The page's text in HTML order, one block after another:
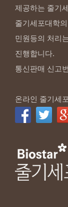
제공하는 줄기
줄기세포대학
민원등의 처리
진행합니다.
통신판매 신고
온라인 줄기세